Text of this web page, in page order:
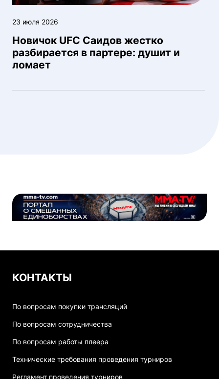
23 июля 2026
Новичок UFC Саидов жестко
разбирается в партере: душит и
ломает
КОНТАКТЫ
По вопросам покупки трансляций
По вопросам сотрудничества
По вопросам работы плеера
Технические требования проведения турниров
Регламент проведения турниров